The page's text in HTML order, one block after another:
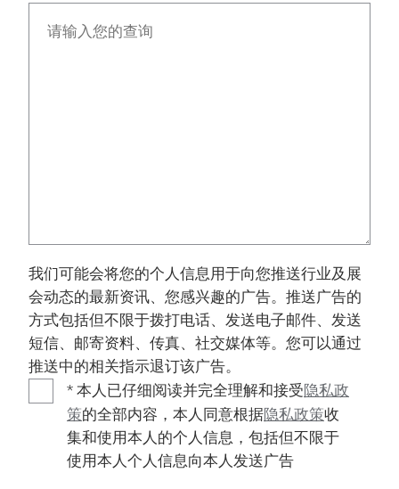
我们可能会将您的个人信息用于向您推送行业及展
会动态的最新资讯、您感兴趣的广告。推送广告的
方式包括但不限于拨打电话、发送电子邮件、发送
短信、邮寄资料、传真、社交媒体等。您可以通过
推送中的相关指示退订该广告。
* 本人已仔细阅读并完全理解和接受隐私政
策的全部内容，本人同意根据隐私政策收
集和使用本人的个人信息，包括但不限于
使用本人个人信息向本人发送广告